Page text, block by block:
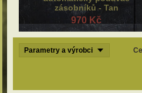
zásobníků - Tan
970 Kč
Parametry a výrobci